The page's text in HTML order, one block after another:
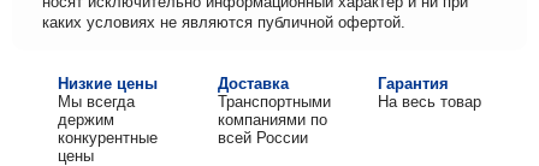
каких условиях не являются публичной офертой.
Низкие цены
Мы всегда
держим
конкурентные
цены
Доставка
Транспортными
компаниями по
всей России
Гарантия
На весь товар